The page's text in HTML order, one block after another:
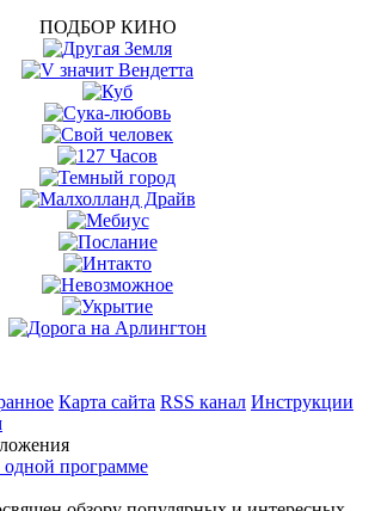
ПОДБОР КИНО
Карта сайта RSS канал Инструкции